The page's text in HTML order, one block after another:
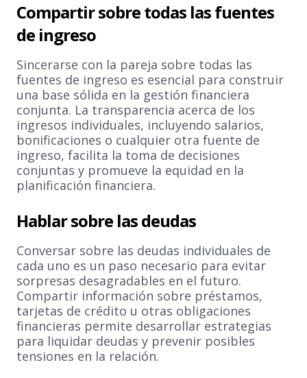
Compartir sobre todas las fuentes
de ingreso
Sincerarse con la pareja sobre todas las
fuentes de ingreso es esencial para construir
una base sólida en la gestión financiera
conjunta. La transparencia acerca de los
ingresos individuales, incluyendo salarios,
bonificaciones o cualquier otra fuente de
ingreso, facilita la toma de decisiones
conjuntas y promueve la equidad en la
planificación financiera.
Hablar sobre las deudas
Conversar sobre las deudas individuales de
cada uno es un paso necesario para evitar
sorpresas desagradables en el futuro.
Compartir información sobre préstamos,
tarjetas de crédito u otras obligaciones
financieras permite desarrollar estrategias
para liquidar deudas y prevenir posibles
tensiones en la relación.